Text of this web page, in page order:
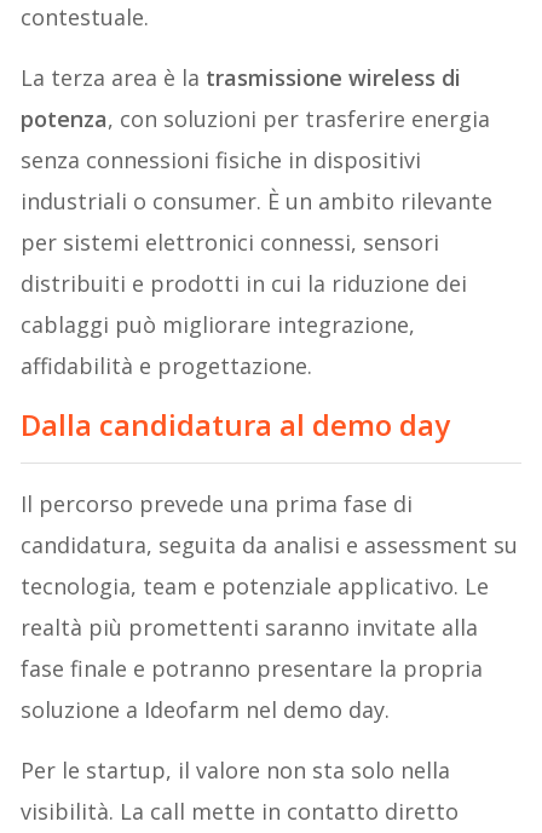
contestuale.
La terza area è la trasmissione wireless di
potenza, con soluzioni per trasferire energia
senza connessioni fisiche in dispositivi
industriali o consumer. È un ambito rilevante
per sistemi elettronici connessi, sensori
distribuiti e prodotti in cui la riduzione dei
cablaggi può migliorare integrazione,
affidabilità e progettazione.
Dalla candidatura al demo day
Il percorso prevede una prima fase di
candidatura, seguita da analisi e assessment su
tecnologia, team e potenziale applicativo. Le
realtà più promettenti saranno invitate alla
fase finale e potranno presentare la propria
soluzione a Ideofarm nel demo day.
Per le startup, il valore non sta solo nella
visibilità. La call mette in contatto diretto